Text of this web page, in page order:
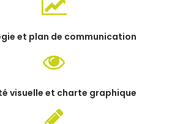
et plan de communication
visuelle et charte graphique